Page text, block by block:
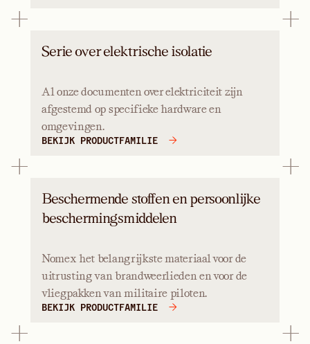
Serie over elektrische isolatie
Al onze documenten over elektriciteit zijn
afgestemd op specifieke hardware en
omgevingen.
BEKIJK PRODUCTFAMILIE
Beschermende stoffen en persoonlijke
beschermingsmiddelen
Nomex het belangrijkste materiaal voor de
uitrusting van brandweerlieden en voor de
vliegpakken van militaire piloten.
BEKIJK PRODUCTFAMILIE